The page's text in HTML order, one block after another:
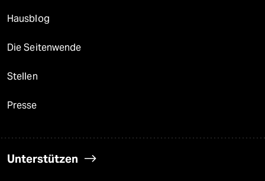
Hausblog
Die Seitenwende
Stellen
Presse
Unterstützen